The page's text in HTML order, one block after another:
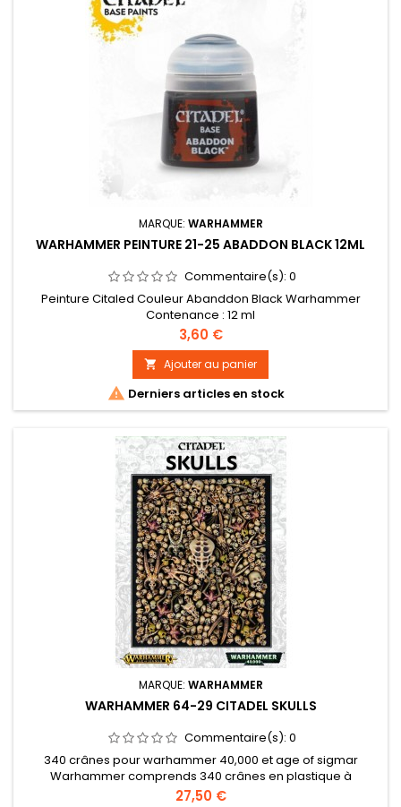
MARQUE: WARHAMMER
WARHAMMER PEINTURE 21-25 ABADDON BLACK 12ML
Commentaire(s): 0
Peinture Citaled Couleur Abanddon Black Warhammer
Contenance : 12 ml
Prix
3,60 €
 Ajouter au panier
 Derniers articles en stock
MARQUE: WARHAMMER
WARHAMMER 64-29 CITADEL SKULLS
Commentaire(s): 0
340 crânes pour warhammer 40,000 et age of sigmar
Warhammer comprends 340 crânes en plastique à
assembler.
Prix
27,50 €